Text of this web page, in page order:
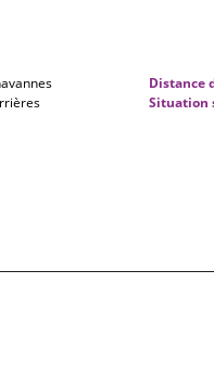
Distance
Situation